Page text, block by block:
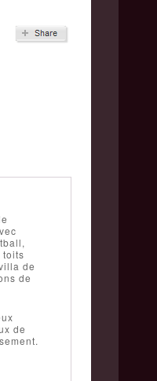
toits
de
de
de